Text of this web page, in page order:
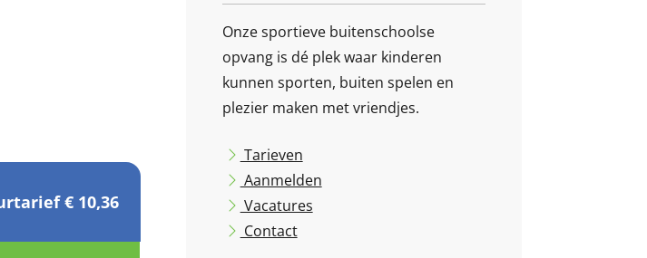
€ 10,36
Onze sportieve buitenschoolse
opvang is dé plek waar kinderen
kunnen sporten, buiten spelen en
plezier maken met vriendjes.
Tarieven
Aanmelden
Vacatures
Contact